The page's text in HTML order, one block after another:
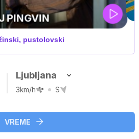
Ljubljana
3km/h S
VREME